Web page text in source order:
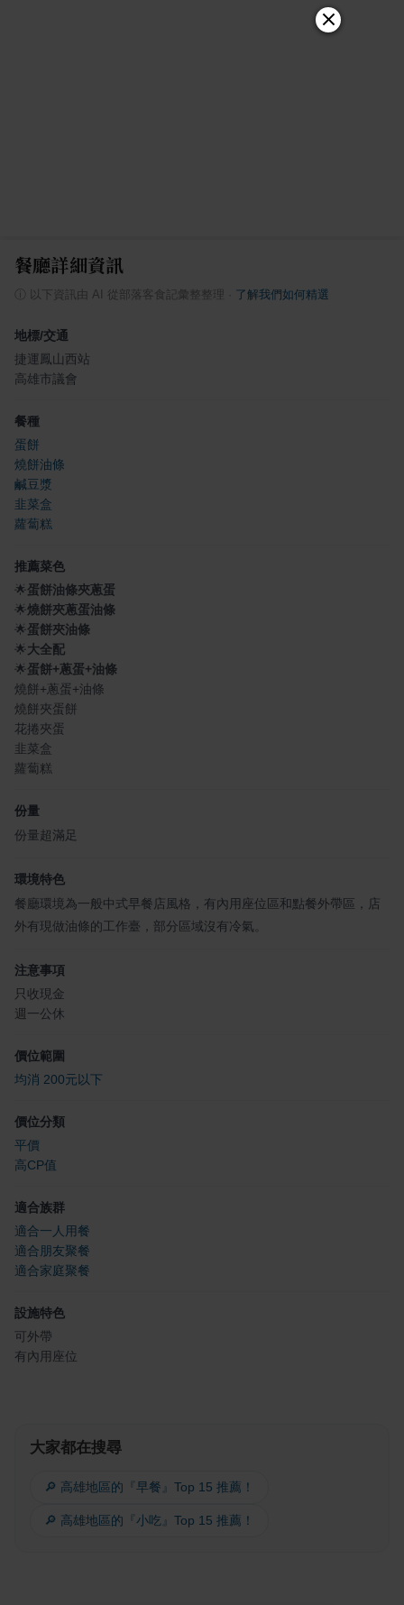
餐廳詳細資訊
以下資訊由 AI 從部落客食記彙整整理 了解我們如何精選
地標/交通
捷運鳳山西站
高雄市議會
餐種
蛋餅
燒餅油條
鹹豆漿
韭菜盒
蘿蔔糕
推薦菜色
🌟蛋餅油條夾蔥蛋
🌟燒餅夾蔥蛋油條
🌟蛋餅夾油條
🌟大全配
🌟蛋餅+蔥蛋+油條
燒餅+蔥蛋+油條
燒餅夾蛋餅
花捲夾蛋
韭菜盒
蘿蔔糕
份量
份量超滿足
環境特色
餐廳環境為一般中式早餐店風格，有內用座位區和點餐外帶區，店
外有現做油條的工作臺，部分區域沒有冷氣。
注意事項
只收現金
週一公休
價位範圍
均消 200元以下
價位分類
平價
高CP值
適合族群
適合一人用餐
適合朋友聚餐
適合家庭聚餐
設施特色
可外帶
有內用座位
大家都在搜尋
🔎 高雄地區的『早餐』Top 15 推薦！
🔎 高雄地區的『小吃』Top 15 推薦！